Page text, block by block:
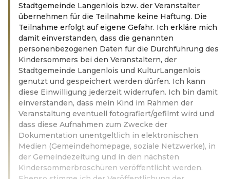
Stadtgemeinde Langenlois bzw. der Veranstalter
übernehmen für die Teilnahme keine Haftung. Die
Teilnahme erfolgt auf eigene Gefahr. Ich erkläre mich
damit einverstanden, dass die genannten
personenbezogenen Daten für die Durchführung des
Kindersommers bei den Veranstaltern, der
Stadtgemeinde Langenlois und KulturLangenlois
genutzt und gespeichert werden dürfen. Ich kann
diese Einwilligung jederzeit widerrufen. Ich bin damit
einverstanden, dass mein Kind im Rahmen der
Veranstaltung eventuell fotografiert/gefilmt wird und
dass diese Aufnahmen zum Zwecke der
Dokumentation unentgeltlich in elektronischen
Medien (Gemeindehomepage, soziale Netzwerke), in
der Gemeindezeitung und in den nächsten
Kindersommerbroschüren veröffentlicht werden.